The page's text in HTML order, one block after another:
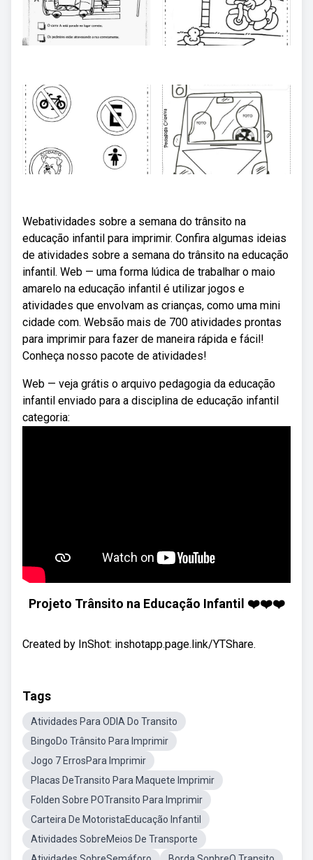
Webatividades sobre a semana do trânsito na
educação infantil para imprimir. Confira algumas ideias
de atividades sobre a semana do trânsito na educação
infantil. Web — uma forma lúdica de trabalhar o maio
amarelo na educação infantil é utilizar jogos e
atividades que envolvam as crianças, como uma mini
cidade com. Websão mais de 700 atividades prontas
para imprimir para fazer de maneira rápida e fácil!
Conheça nosso pacote de atividades!
Web — veja grátis o arquivo pedagogia da educação
infantil enviado para a disciplina de educação infantil
categoria:
Projeto Trânsito na Educação Infantil ❤️❤️❤️
Created by InShot: inshotapp.page.link/YTShare.
Tags
Atividades Para ODIA Do Transito
BingoDo Trânsito Para Imprimir
Jogo 7 ErrosPara Imprimir
Placas DeTransito Para Maquete Imprimir
Folden Sobre POTransito Para Imprimir
Carteira De MotoristaEducação Infantil
Atividades SobreMeios De Transporte